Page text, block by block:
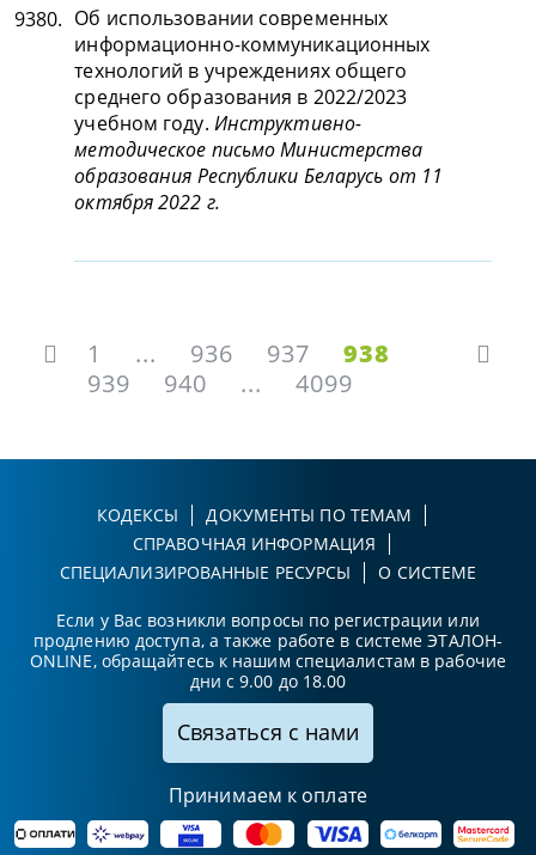
9380. Об использовании современных
информационно-коммуникационных
технологий в учреждениях общего
среднего образования в 2022/2023
учебном году. Инструктивно-
методическое письмо Министерства
образования Республики Беларусь от 11
октября 2022 г.
1 ... 936 937
938
939
940 ... 4099
КОДЕКСЫ
ДОКУМЕНТЫ ПО ТЕМАМ
СПРАВОЧНАЯ ИНФОРМАЦИЯ
СПЕЦИАЛИЗИРОВАННЫЕ РЕСУРСЫ
О СИСТЕМЕ
Если у Вас возникли вопросы по регистрации или
продлению доступа, а также работе в системе ЭТАЛОН-
ONLINE, обращайтесь к нашим специалистам в рабочие
дни с 9.00 до 18.00
Связаться с нами
Принимаем к оплате